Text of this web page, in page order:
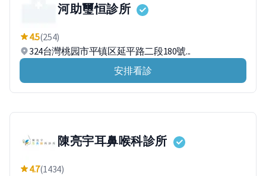
河助璽恒診所
4.5(254)
324台灣桃园市平镇区延平路二段180號...
安排看診
陳亮宇耳鼻喉科診所
4.7(1434)